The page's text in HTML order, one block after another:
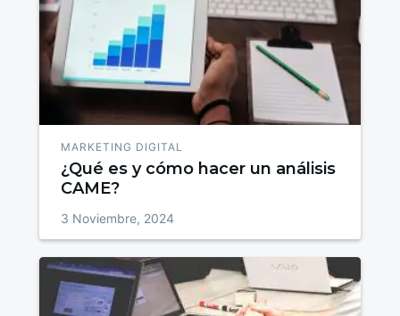
MARKETING DIGITAL
¿Qué es y cómo hacer un análisis
CAME?
3 Noviembre, 2024